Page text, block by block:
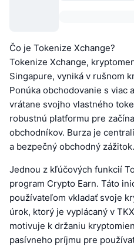
Čo je Tokenize Xchange?
Tokenize Xchange,
Singapure, vyniká v rušnom
Ponúka obchodovanie s viac
vrátane svojho vlastného
robustnú platformu pre
obchodníkov. Burza je
a bezpečný obchodný zážitok.
Jednou z kľúčových funkcií
program Crypto Earn. Táto
používateľom vkladať svoje
úrok, ktorý je vyplácaný v
motivuje k držaniu
pasívneho príjmu pre